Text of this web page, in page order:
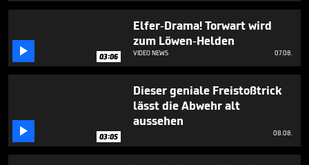
seconds
 03:06
Elfer-Drama! Torwart wird
zum Löwen-Helden
VIDEO NEWS 07.08.
 03:05
Dieser geniale Freistoßtrick
lässt die Abwehr alt
aussehen
08.08.